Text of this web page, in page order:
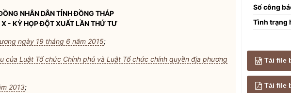
NHÂN DÂNTỈNH ĐỒNG THÁP
X - KỲ HỌP ĐỘT XUẤT LẦN THỨ TƯ
ngày 19 tháng 6 năm 2015;
của Luật Tổ chức Chính phủ và Luật Tổ chức chính quyền địa phương
2013;
Số công
Tình trạng
Tải file
Tải file